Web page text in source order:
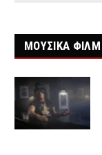
ΜΟΥΣΙΚΑ ΦΙΛΜ